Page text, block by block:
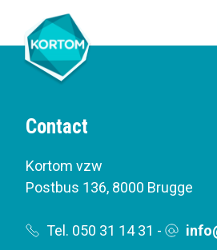
Contact
Kortom vzw
Postbus 136, 8000 Brugge
Tel. 050 31 14 31 -